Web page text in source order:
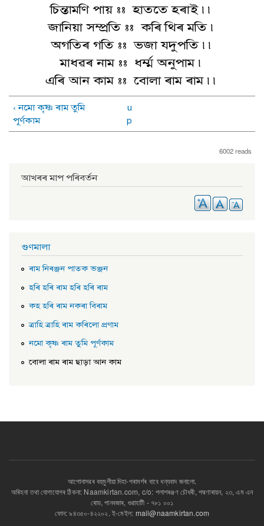
চিন্তামণি পায় :: হাততে হৰাই ৷৷
জানিয়া সম্প্ৰতি :: কৰি থিৰ মতি ৷
অগতিৰ গতি :: ভজা যদুপতি ৷৷
মাধৱৰ নাম :: ধৰ্ম্ম অনুপাম ৷
এৰি আন কাম :: বোলা ৰাম ৰাম ৷৷
‹ নমো কৃষ্ণ ৰাম তুমি
পূৰ্ণকাম
u
p
6002 reads
আখৰৰ মাপ পৰিবৰ্তন
গুণমালা
ৰাম নিৰঞ্জন পাতক ভঞ্জন
হৰি হৰি ৰাম হৰি হৰি ৰাম
কহ হৰি ৰাম নকৰা বিৰাম
ত্ৰাহি ত্ৰাহি ৰাম কৰিলো প্ৰণাম
নমো কৃষ্ণ ৰাম তুমি পূৰ্ণকাম
বোলা ৰাম ৰাম ছাড়া আন কাম
আপোনাসৱৰ বহুমুলীয়া দিহা-পৰামৰ্শৰ বাবে ধন্যবাদ জনালো.
অৰিহনা তথা যোগাযোগৰ ঠিকনা: Naamkirtan.com, c/o: পলাশৰঞ্জণ চৌধৰী, পদ্মণাৰায়ন, ২৩, এম এন
ৰোড, পানবজাৰ, গুৱাহাটী - ৭৮১ ০০১
ফোন: ৯৪৩৫০-৪২২০২. ই-মেইল: mail@naamkirtan.com